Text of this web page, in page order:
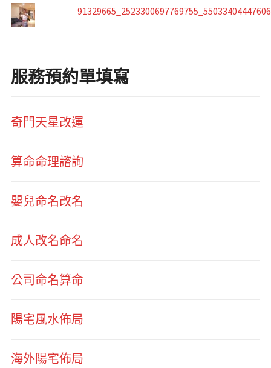
服務預約單填寫
奇門天星改運
算命命理諮詢
嬰兒命名改名
成人改名命名
公司命名算命
陽宅風水佈局
海外陽宅佈局